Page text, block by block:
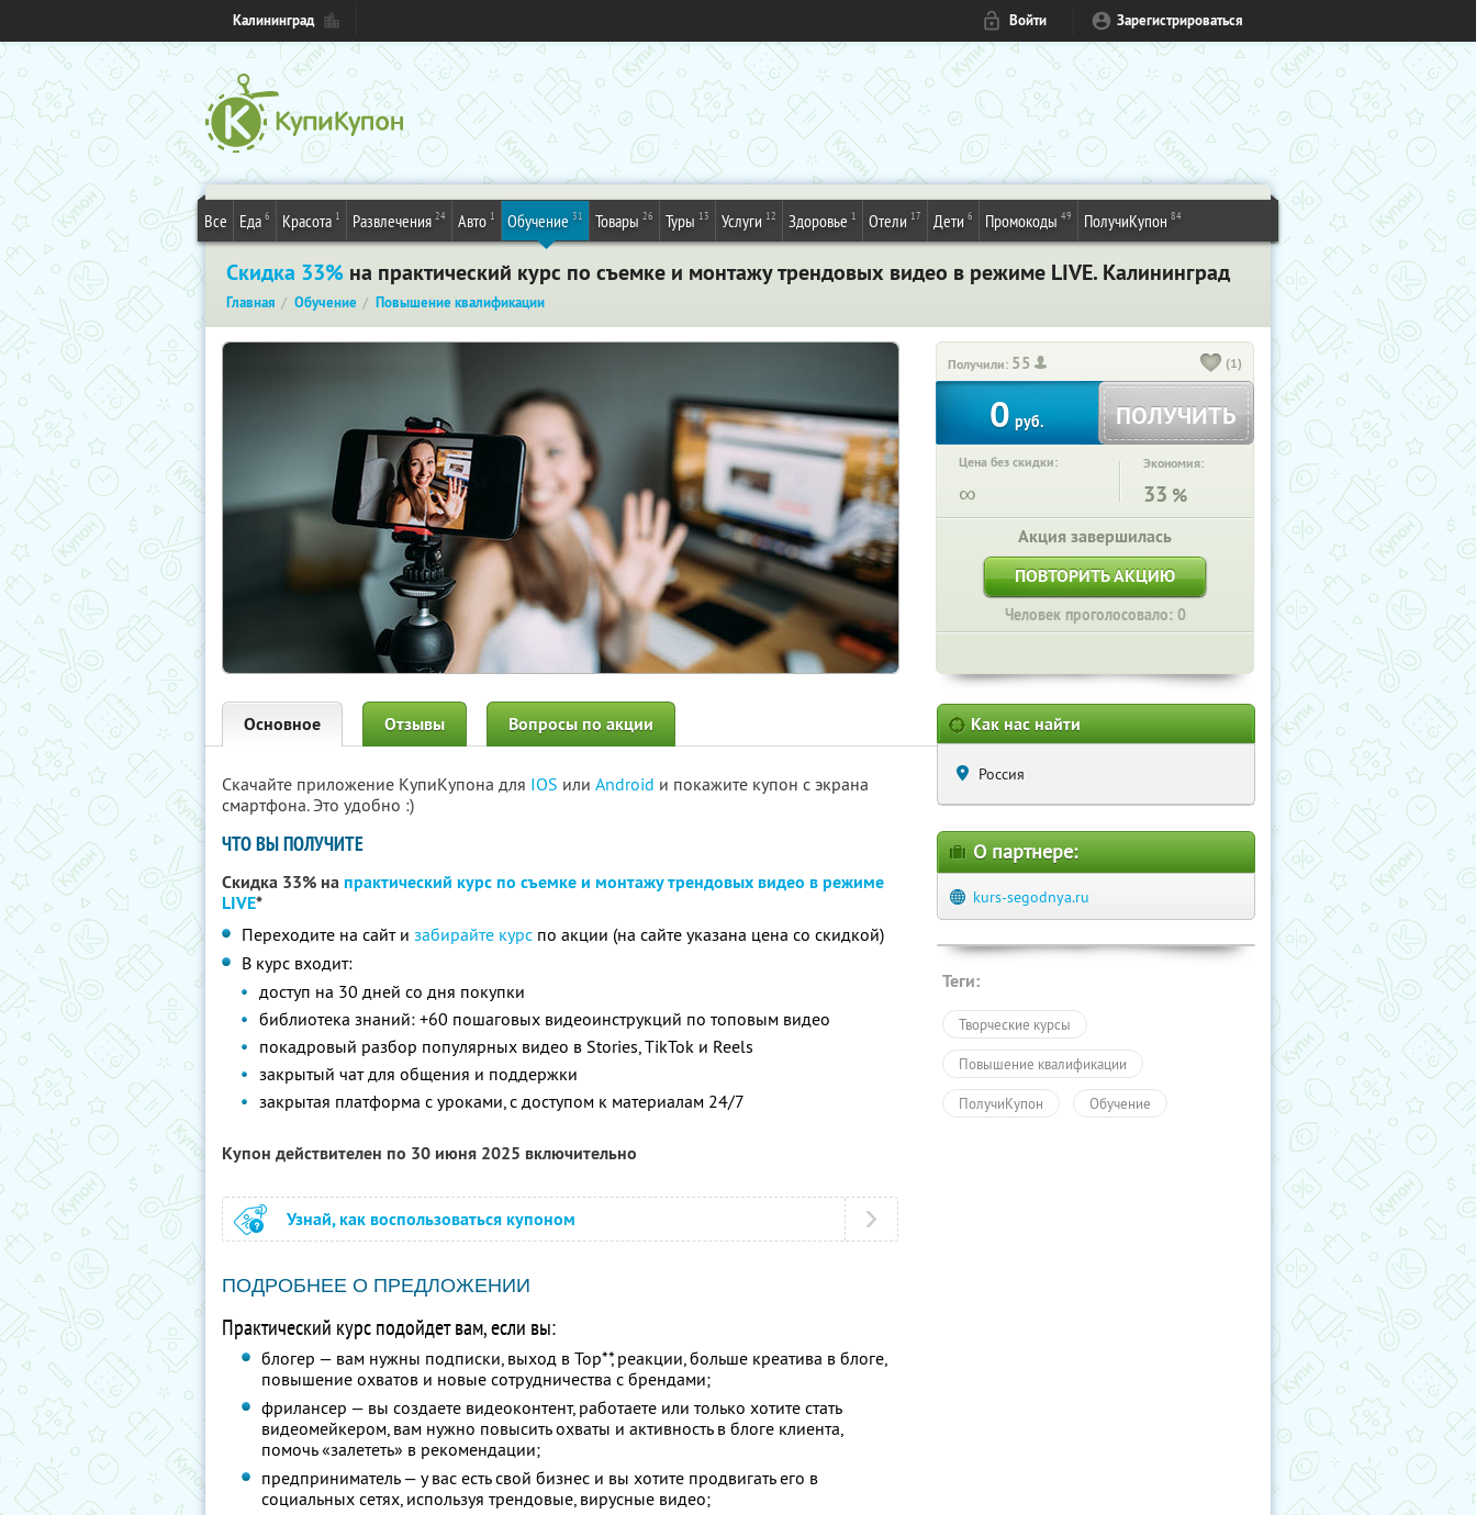
Калининград Войти Зарегистрироваться
Все Еда 6 Красота 1 Развлечения 24 Авто 1 Обучение 31 Товары 26 Туры 13 Услуги 12 Здоровье 1 Отели 17 Дети 6 Промокоды 49 ПолучиКупон 84
Скидка 33% на практический курс по съемке и монтажу трендовых видео в режиме LIVE. Калининград
Главная Обучение Повышение квалификации
Получили: 55 (1)
0 руб. ПОЛУЧИТЬ
Цена без скидки:
∞
Экономия:
33 %
Акция завершилась
ПОВТОРИТЬ АКЦИЮ
Человек проголосовало: 0
Основное Отзывы Вопросы по акции
Скачайте приложение КупиКупона для IOS или Android и покажите купон с экрана
смартфона. Это удобно :)
ЧТО ВЫ ПОЛУЧИТЕ
Скидка 33% напрактический курс по съемке и монтажу трендовых видео в режиме
LIVE*
Переходите на сайт и забирайте курс по акции (на сайте указана цена со скидкой)
В курс входит:
доступ на 30 дней со дня покупки
библиотека знаний: +60 пошаговых видеоинструкций по топовым видео
покадровый разбор популярных видео в Stories, TikTok и Reels
закрытый чат для общения и поддержки
закрытая платформа с уроками, с доступом к материалам 24/7
Купон действителен по 30 июня 2025 включительно
Узнай, как воспользоваться купоном
ПОДРОБНЕЕ О ПРЕДЛОЖЕНИИ
Практический курс подойдет вам, если вы:
блогер — вам нужны подписки, выход в Top**, реакции, больше креатива в блоге,
повышение охватов и новые сотрудничества с брендами;
фрилансер — вы создаете видеоконтент, работаете или только хотите стать
видеомейкером, вам нужно повысить охваты и активность в блоге клиента,
помочь «залететь» в рекомендации;
предприниматель — у вас есть свой бизнес и вы хотите продвигать его в
социальных сетях, используя трендовые, вирусные видео;
Как нас найти
Россия
О партнере:
kurs-segodnya.ru
Теги:
Творческие курсы
Повышение квалификации
ПолучиКупон Обучение